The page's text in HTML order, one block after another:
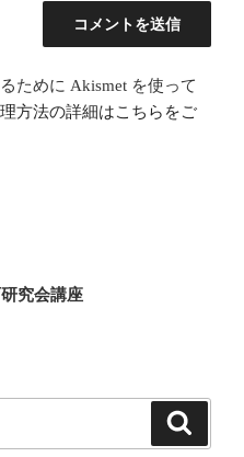
ために Akismet を使って
方法の詳細はこちらをご
究会講座